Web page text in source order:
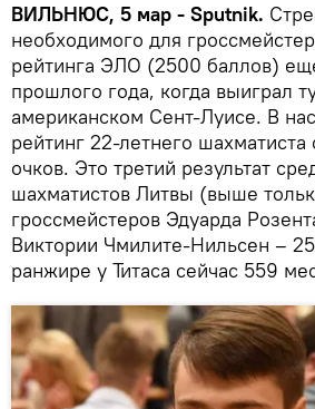
ВИЛЬНЮС, 5 мар - Sputnik.
необходимого для
рейтинга ЭЛО (2500 баллов)
прошлого года, когда выиграл
американском Сент-Луисе. В
рейтинг 22-летнего шахматиста
очков. Это третий результат
шахматистов Литвы (выше
гроссмейстеров Эдуарда
Виктории Чмилите-Нильсен –
ранжире у Титаса сейчас 559